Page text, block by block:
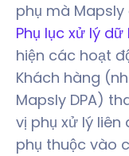
phụ mà
Phụ lục xử lý dữ
hiện các hoạt
Khách hàng
Mapsly DPA)
vị phụ xử lý
phụ thuộc vào